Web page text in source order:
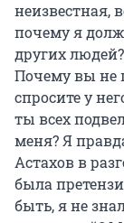
неизвестная,
почему я
других
Почему вы не
спросите у
ты всех
меня? Я
Астахов в
была
быть, я не